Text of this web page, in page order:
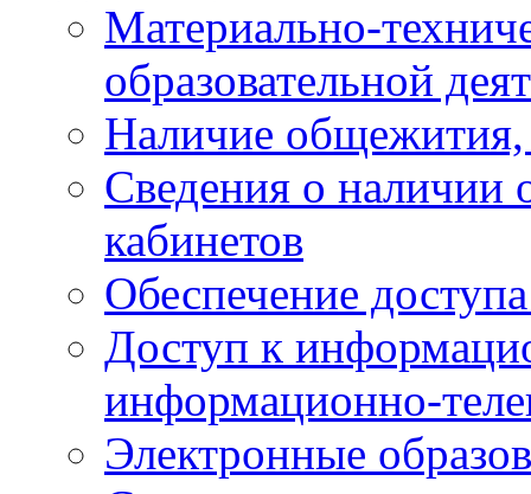
Материально-
образовательной
Наличие общежития,
Сведения о наличии
кабинетов
Обеспечение
Доступ к
информационно-
Электронные